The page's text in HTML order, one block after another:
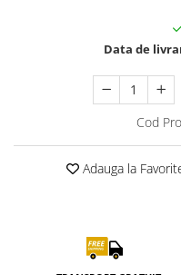
Data de
Cod
Adauga la